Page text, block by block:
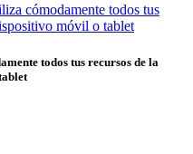
cómodamente todos tus
móvil o tablet
todos tus recursos de la